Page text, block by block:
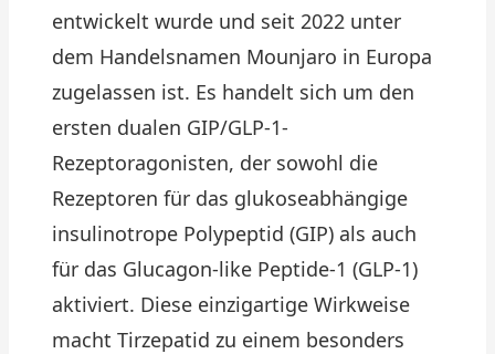
entwickelt wurde und seit 2022 unter
dem Handelsnamen Mounjaro in Europa
zugelassen ist. Es handelt sich um den
ersten dualen GIP/GLP-1-
Rezeptoragonisten, der sowohl die
Rezeptoren für das glukoseabhängige
insulinotrope Polypeptid (GIP) als auch
für das Glucagon-like Peptide-1 (GLP-1)
aktiviert. Diese einzigartige Wirkweise
macht Tirzepatid zu einem besonders